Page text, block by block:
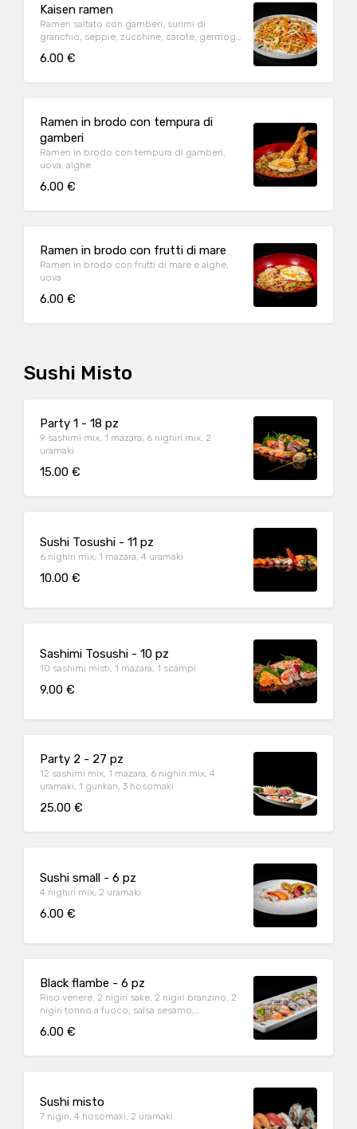
Kaisen ramen
Ramen saltato con gamberi, surimi di
granchio, seppie, zucchine, carote, germogli
6.00 €
Ramen in brodo con tempura di
gamberi
Ramen in brodo con tempura di gamberi,
uova, alghe
6.00 €
Ramen in brodo con frutti di mare
Ramen in brodo con frutti di mare e alghe,
uova
6.00 €
Sushi Misto
Party 1 - 18 pz
9 sashimi mix, 1 mazara, 6 nighiri mix, 2
uramaki
15.00 €
Sushi Tosushi - 11 pz
6 nighiri mix, 1 mazara, 4 uramaki
10.00 €
Sashimi Tosushi - 10 pz
10 sashimi misti, 1 mazara, 1 scampi
9.00 €
Party 2 - 27 pz
12 sashimi mix, 1 mazara, 6 nighiri mix, 4
uramaki, 1 gunkan, 3 hosomaki
25.00 €
Sushi small - 6 pz
4 nighiri mix, 2 uramaki
6.00 €
Black flambe - 6 pz
Riso venere, 2 nigiri sake, 2 nigiri branzino, 2
nigiri tonno a fuoco, salsa sesamo,
6.00 €
Sushi misto
7 nigiri, 4 hosomaki, 2 uramaki